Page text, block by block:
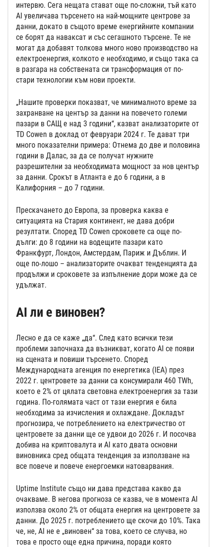
интервю. Сега нещата стават още по-сложни, тъй като
AI увеличава търсенето на най-мощните центрове за
данни, докато в същото време енергийните компании
се борят да наваксат и със сегашното търсене. Те не
могат да добавят толкова много ново производство на
електроенергия, колкото е необходимо, и също така са
в разгара на собствената си трансформация от по-
стари технологии към нови проекти.
„Нашите проверки показват, че минималното време за
захранване на център за данни на повечето големи
пазари в САЩ е над 3 години“, казват анализаторите от
TD Cowen в доклад от февруари 2024 г. Те дават три
много показателни примера: Отнема до две и половина
години в Далас, за да се получат нужните
разрешителни за необходимата мощност за нов център
за данни. Срокът в Атланта е до 6 години, а в
Калифорния – до 7 години.
Прескачането до Европа, за проверка каква е
ситуацията на Стария континент, не дава добри
резултати. Според TD Cowen сроковете са още по-
дълги: до 8 години на водещите пазари като
Франкфурт, Лондон, Амстердам, Париж и Дъблин. И
още по-лошо – анализаторите очакват тенденцията да
продължи и сроковете за изпълнение дори може да се
удължат.
AI ли е виновен?
Лесно е да се каже „да“. След като всички тези
проблеми започнаха да възникват, когато AI се появи
на сцената и повиши търсенето. Според
Международната агенция по енергетика (IEA) през
2022 г. центровете за данни са консумирали 460 TWh,
което е 2% от цялата световна електроенергия за тази
година. По-голямата част от тази енергия е била
необходима за изчисления и охлаждане. Докладът
прогнозира, че потреблението на електричество от
центровете за данни ще се удвои до 2026 г. И посочва
добива на криптовалута и AI като двата основни
виновника сред общата тенденция за използване на
все повече и повече енергоемки натоварвания.
Uptime Institute също ни дава представа какво да
очакваме. В негова прогноза се казва, че в момента AI
използва около 2% от общата енергия на центровете за
данни. До 2025 г. потреблението ще скочи до 10%. Така
че, не, AI не е „виновен“ за това, което се случва, но
това е просто още една причина, поради която